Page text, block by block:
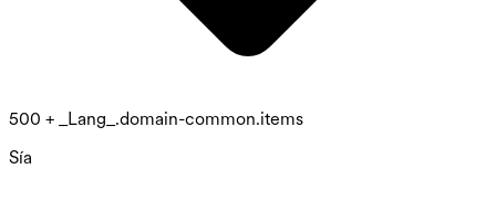
500 + _Lang_.domain-common.items
Sía